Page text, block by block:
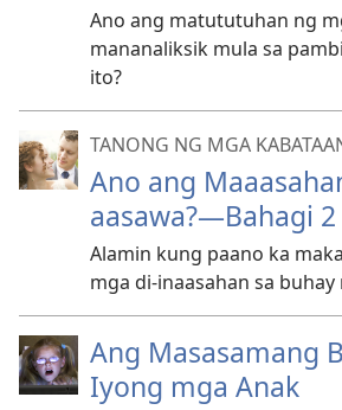
Ano ang matututuhan ng
mananaliksik mula sa
ito?
TANONG NG MGA
Ano ang
aasawa?—Bahagi 2
Alamin kung paano ka
mga di-inaasahan sa buhay
Ang Masasamang
Iyong mga Anak